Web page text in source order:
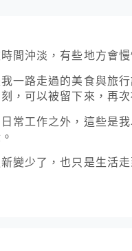
間沖淡，有些地方會慢
一路走過的美食與旅
，可以被留下來，再次
常工作之外，這些是
變少了，也只是生活走